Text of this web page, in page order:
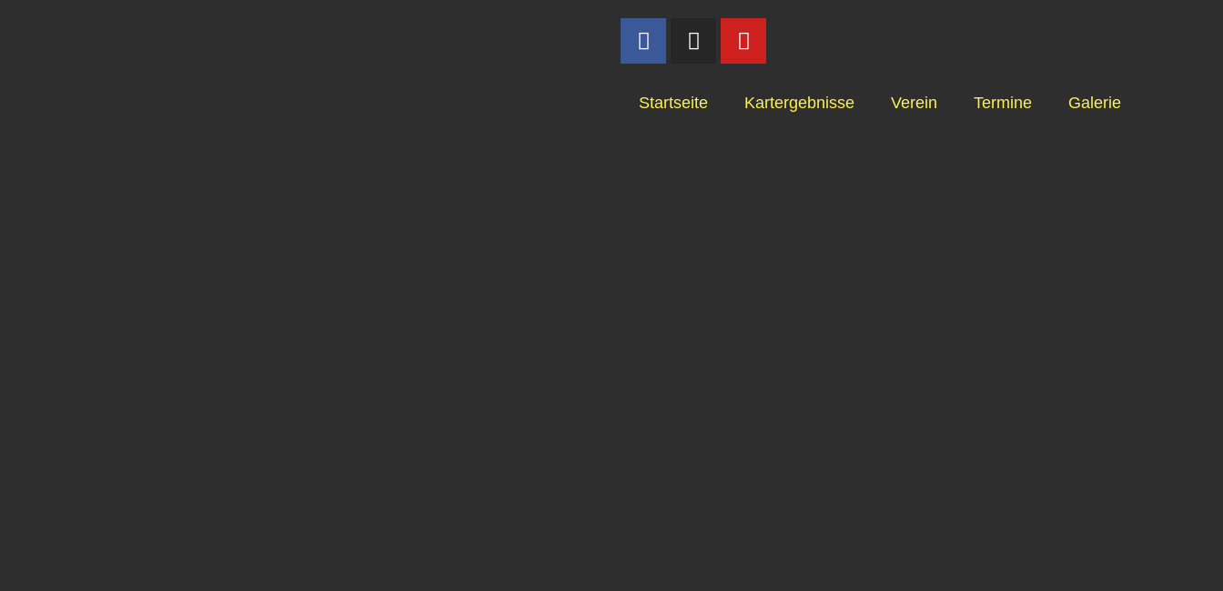
Startseite Kartergebnisse Verein Termine Galerie